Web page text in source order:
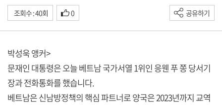
조회수 : 40회 0 공유하기
박성욱 앵커>
문재인 대통령은 오늘 베트남 국가서열 1위인 응웬 푸 쫑 당서기
장과 전화통화를 했습니다.
베트남은 신남방정책의 핵심 파트너로 양국은 2023년까지 교역